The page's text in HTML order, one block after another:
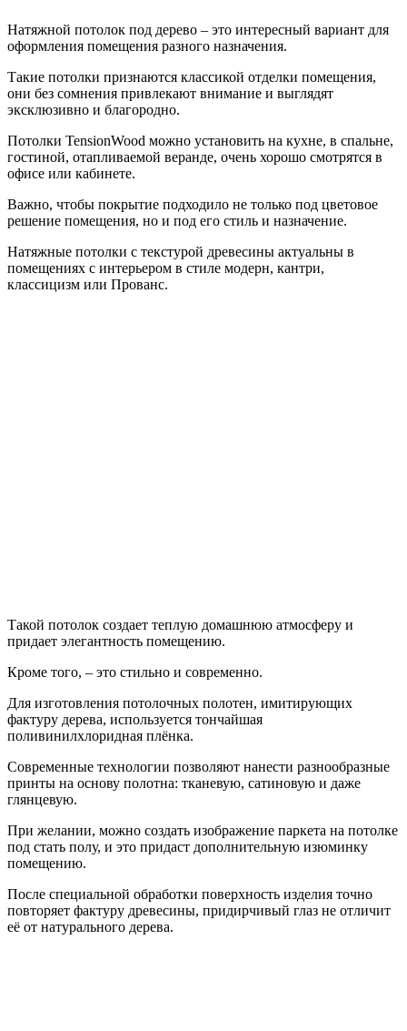
Натяжной потолок под дерево – это интересный вариант для
оформления помещения разного назначения.
Такие потолки признаются классикой отделки помещения,
они без сомнения привлекают внимание и выглядят
эксклюзивно и благородно.
Потолки TensionWood можно установить на кухне, в спальне,
гостиной, отапливаемой веранде, очень хорошо смотрятся в
офисе или кабинете.
Важно, чтобы покрытие подходило не только под цветовое
решение помещения, но и под его стиль и назначение.
Натяжные потолки с текстурой древесины актуальны в
помещениях с интерьером в стиле модерн, кантри,
классицизм или Прованс.
Такой потолок создает теплую домашнюю атмосферу и
придает элегантность помещению.
Кроме того, – это стильно и современно.
Для изготовления потолочных полотен, имитирующих
фактуру дерева, используется тончайшая
поливинилхлоридная плёнка.
Современные технологии позволяют нанести разнообразные
принты на основу полотна: тканевую, сатиновую и даже
глянцевую.
При желании, можно создать изображение паркета на потолке
под стать полу, и это придаст дополнительную изюминку
помещению.
После специальной обработки поверхность изделия точно
повторяет фактуру древесины, придирчивый глаз не отличит
её от натурального дерева.